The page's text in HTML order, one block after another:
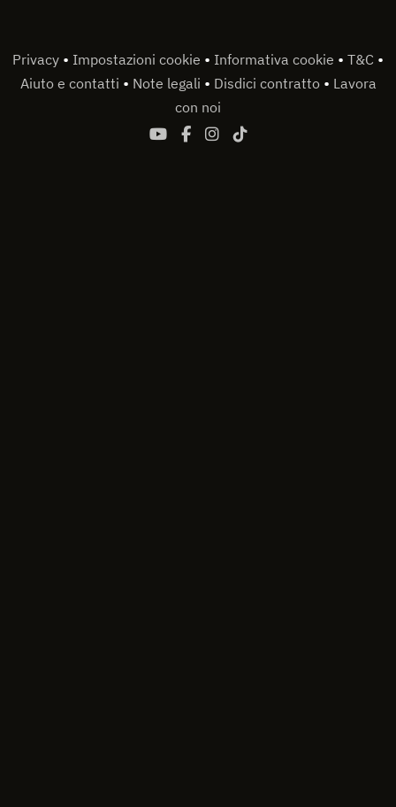
Privacy • Impostazioni cookie • Informativa cookie • T&C •
Aiuto e contatti • Note legali • Disdici contratto • Lavora
con noi